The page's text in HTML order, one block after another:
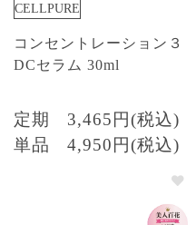
CELLPURE
コンセントレーション３
DCセラム 30ml
定期
3,465円(税込)
単品
4,950円(税込)